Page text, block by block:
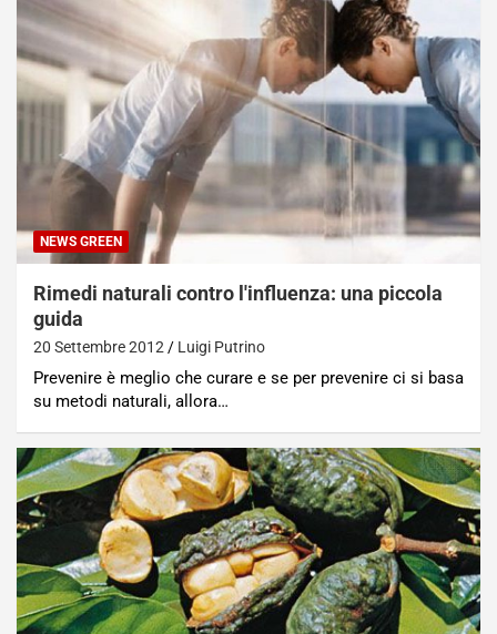
NEWS GREEN
Rimedi naturali contro l'influenza: una piccola
guida
20 Settembre 2012 Luigi Putrino
Prevenire è meglio che curare e se per prevenire ci si basa
su metodi naturali, allora…